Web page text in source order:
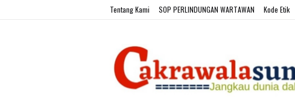
Tentang Kami SOP PERLINDUNGAN WARTAWAN Kode Etik